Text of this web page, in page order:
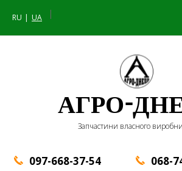
RU UA |
АГРО-
Запчастини власного
097-668-37-54
068-